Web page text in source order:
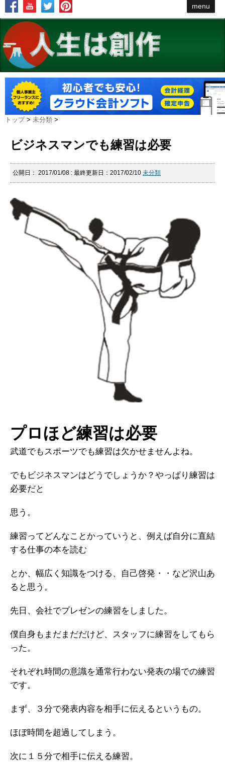
menu
トップ > 未分類 >
ビジネスマンでも練習は必要
公開日： 2017/01/08 : 最終更新日：2017/02/10 未分類
プロほど練習は必要
武道でもスポーツでも練習は欠かせませんよね。
でもビジネスマンはどうでしょうか？やっぱり練習は
必要だと
思う。
練習ってどんなことかっていうと、例えば自分に直結
する仕事の本を読む
とか、幅広く知識をつける、自己啓発・・など沢山あ
ると思う。
先日、会社でプレゼンの練習をしました。
僕自身もまだまだだけど、スタッフに練習をしてもら
った。
それぞれ時間の意識を通常行わない発表の場での練習
です。
まず、３分で発表内容を相手に伝えるというもの。
ほぼ時間を超過してしまう。
次に１５分で相手に伝える練習。